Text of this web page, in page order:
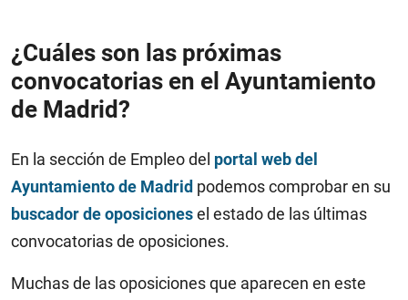
¿Cuáles son las próximas
convocatorias en el Ayuntamiento
de Madrid?
En la sección de Empleo del portal web del
Ayuntamiento de Madrid podemos comprobar en su
buscador de oposicionesel estado de las últimas
convocatorias de oposiciones.
Muchas de las oposiciones que aparecen en este